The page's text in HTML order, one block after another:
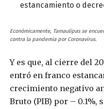
estancamiento o
Económicamente, Tamaulipas se
contra la pandemia por Coronavirus.
Y es que, al cierre del
entró en franco
crecimiento negativo
Bruto (PIB) por – 0.1%,